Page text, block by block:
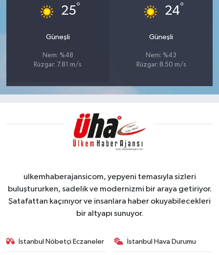
25°
Güneşli
Nem: %48
Rüzgar: 7.81 m/s
24°
Güneşli
Nem: %43
Rüzgar: 8.50 m/s
ulkemhaberajansicom, yepyeni temasıyla sizleri
buluştururken, sadelik ve modernizmi bir araya getiriyor.
Şatafattan kaçınıyor ve insanlara haber okuyabilecekleri
bir altyapı sunuyor.
İstanbul Nöbetçi Eczaneler İstanbul Hava Durumu